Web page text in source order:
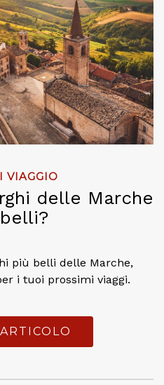
VIAGGIO
delle Marche
più belli delle Marche,
i tuoi prossimi viaggi.